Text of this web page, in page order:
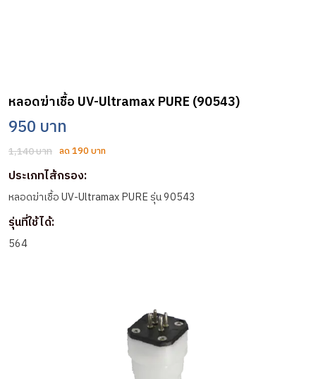
หลอดฆ่าเชื้อ UV-Ultramax PURE (90543)
950 บาท
1,140 บาท ลด 190 บาท
ประเภทไส้กรอง:
หลอดฆ่าเชื้อ UV-Ultramax PURE รุ่น 90543
รุ่นที่ใช้ได้:
564